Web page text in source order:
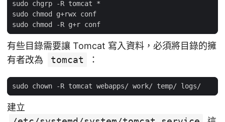
有些目錄需要讓 Tomcat 寫入資料，必須將目錄的擁
有者改為
tomcat ：
建立